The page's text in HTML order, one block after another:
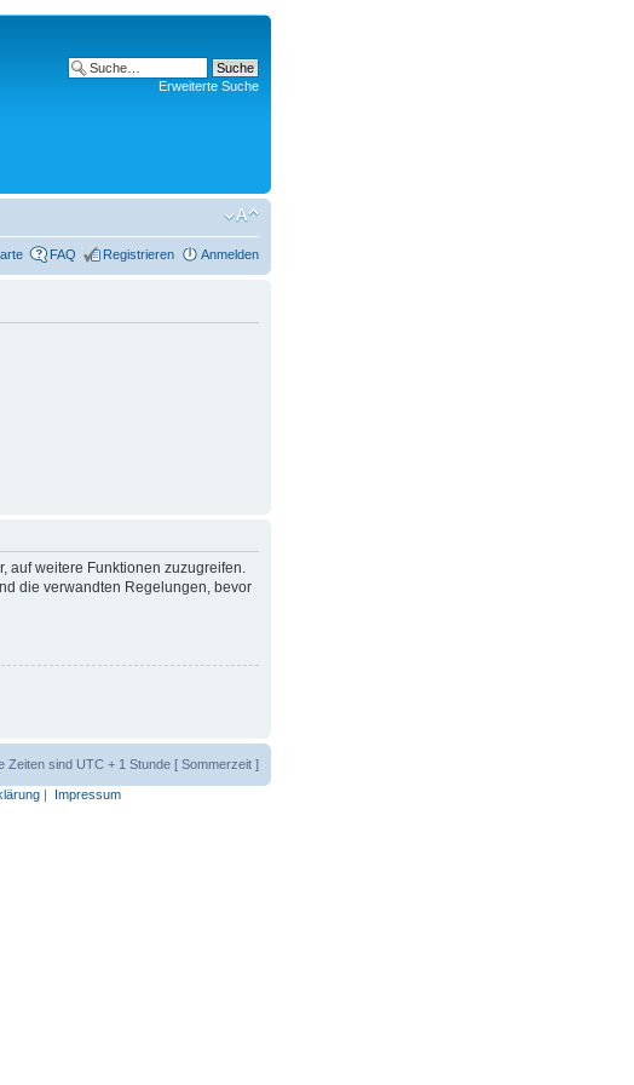
Erweiterte Suche
FAQ Registrieren Anmelden
auf weitere Funktionen zuzugreifen.
die verwandten Regelungen, bevor
Zeiten sind UTC + 1 Stunde [ Sommerzeit ]
| Impressum